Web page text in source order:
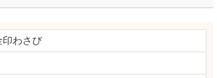
印わさび